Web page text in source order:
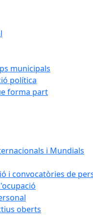
municipals
política
forma part
i Mundials
i convocatòries de
oberts